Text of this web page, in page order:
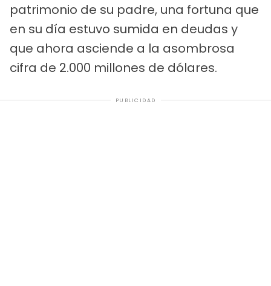
patrimonio de su padre, una fortuna que
en su día estuvo sumida en deudas y
que ahora asciende a la asombrosa
cifra de 2.000 millones de dólares.
PUBLICIDAD